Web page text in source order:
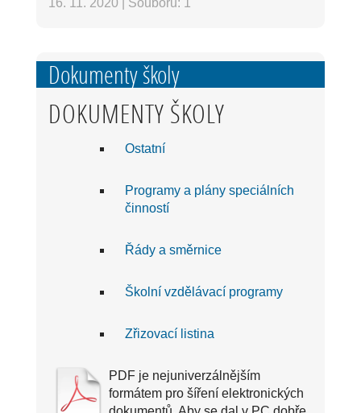
16. 11. 2020 Souborů: 1
Dokumenty školy
DOKUMENTY ŠKOLY
Ostatní
Programy a plány speciálních
činností
Řády a směrnice
Školní vzdělávací programy
Zřizovací listina
PDF je nejuniverzálnějším
formátem pro šíření elektronických